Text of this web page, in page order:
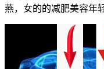
燕，女的的减肥美容年轻